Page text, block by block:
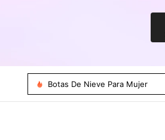
Sandalias Planas De Mujer
Bailarinas De Mujer
Botas De Nieve Para Mujer